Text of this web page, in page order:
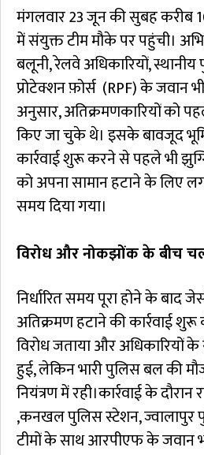
मंगलवार 23 जून की सुबह करीब
में संयुक्त टीम मौके पर पहुंची।
बलूनी, रेलवे अधिकारियों,
प्रोटेक्शन फ़ोर्स (RPF) के जवान
अनुसार, अतिक्रमणकारियों को
किए जा चुके थे। इसके बावजूद
कार्रवाई शुरू करने से पहले भी
को अपना सामान हटाने के लिए
समय दिया गया।
विरोध और नोकझोंक के बीच
निर्धारित समय पूरा होने के बाद
अतिक्रमण हटाने की कार्रवाई
विरोध जताया और अधिकारियों
हुई, लेकिन भारी पुलिस बल की
नियंत्रण में रही।कार्रवाई के
,कनखल पुलिस स्टेशन, ज्वालापुर
टीमों के साथ आरपीएफ के जवान